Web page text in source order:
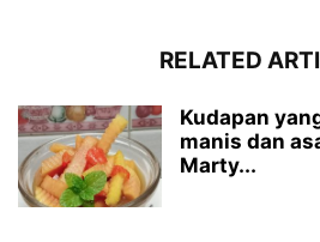
RELATED
Kudapan
manis dan
Marty...